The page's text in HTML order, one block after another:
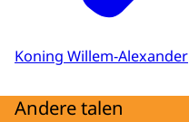
Koning Willem-Alexander
Andere talen